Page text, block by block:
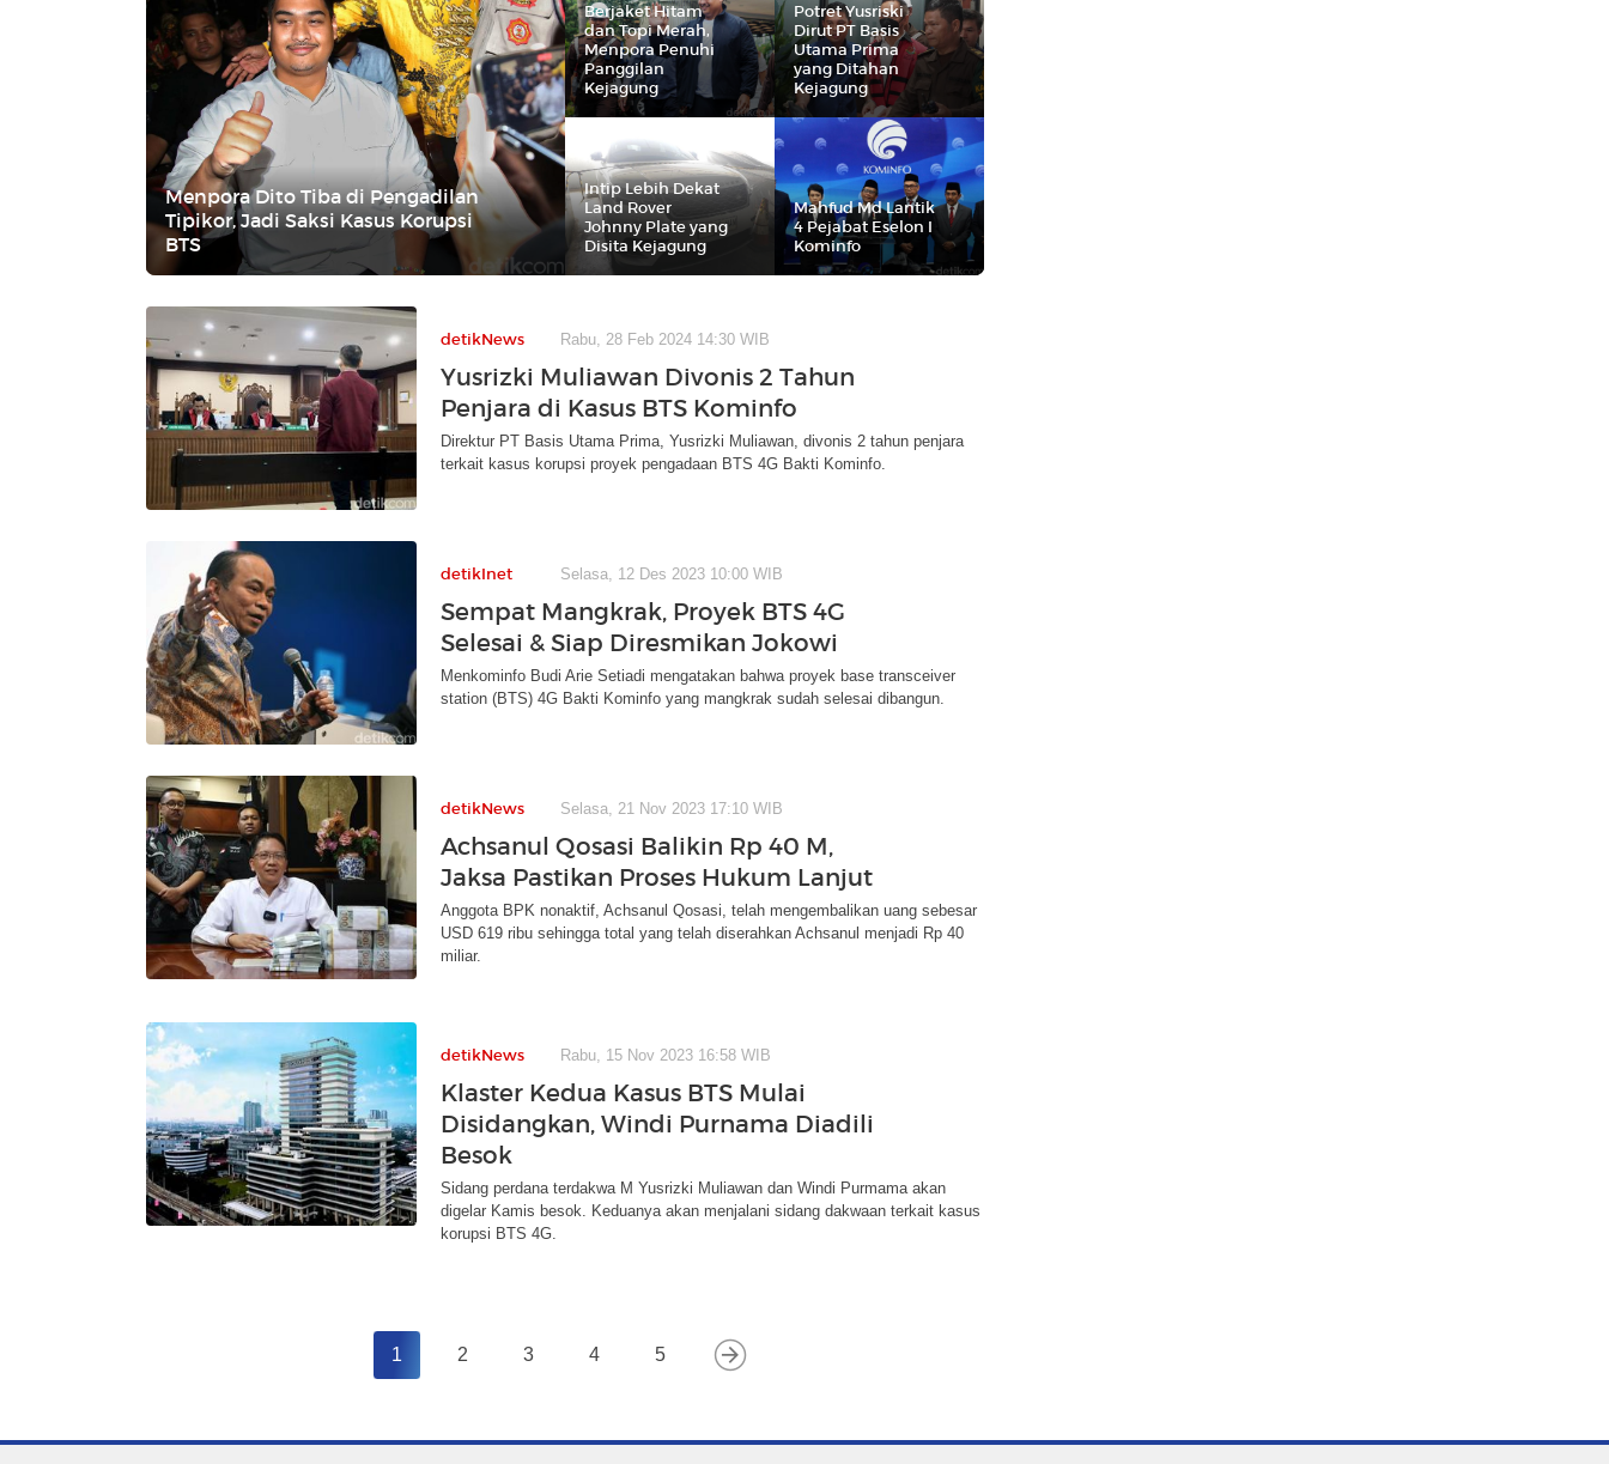
Menpora Dito Tiba di Pengadilan
Tipikor, Jadi Saksi Kasus Korupsi
BTS
Berjaket Hitam
dan Topi Merah,
Menpora Penuhi
Panggilan
Kejagung
Potret Yusriski
Dirut PT Basis
Utama Prima
yang Ditahan
Kejagung
Intip Lebih Dekat
Land Rover
Johnny Plate yang
Disita Kejagung
Mahfud Md Lantik
4 Pejabat Eselon I
Kominfo
detikNews Rabu, 28 Feb 2024 14:30 WIB
Yusrizki Muliawan Divonis 2 Tahun
Penjara di Kasus BTS Kominfo
Direktur PT Basis Utama Prima, Yusrizki Muliawan, divonis 2 tahun penjara
terkait kasus korupsi proyek pengadaan BTS 4G Bakti Kominfo.
detikInet Selasa, 12 Des 2023 10:00 WIB
Sempat Mangkrak, Proyek BTS 4G
Selesai & Siap Diresmikan Jokowi
Menkominfo Budi Arie Setiadi mengatakan bahwa proyek base transceiver
station (BTS) 4G Bakti Kominfo yang mangkrak sudah selesai dibangun.
detikNews Selasa, 21 Nov 2023 17:10 WIB
Achsanul Qosasi Balikin Rp 40 M,
Jaksa Pastikan Proses Hukum Lanjut
Anggota BPK nonaktif, Achsanul Qosasi, telah mengembalikan uang sebesar
USD 619 ribu sehingga total yang telah diserahkan Achsanul menjadi Rp 40
miliar.
detikNews Rabu, 15 Nov 2023 16:58 WIB
Klaster Kedua Kasus BTS Mulai
Disidangkan, Windi Purnama Diadili
Besok
Sidang perdana terdakwa M Yusrizki Muliawan dan Windi Purmama akan
digelar Kamis besok. Keduanya akan menjalani sidang dakwaan terkait kasus
korupsi BTS 4G.
1 2 3 4 5